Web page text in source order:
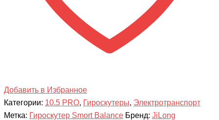
Добавить в Избранное
Категории: 10.5 PRO, Гироскутеры, Электротранспорт
Метка: Гироскутер Smort Balance Бренд: JiLong